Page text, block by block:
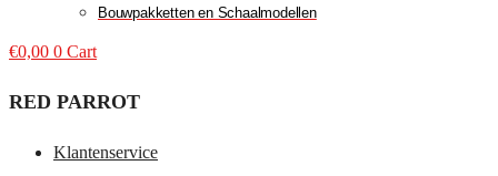
Bouwpakketten en Schaalmodellen
€0,00 0 Cart
RED PARROT
Klantenservice